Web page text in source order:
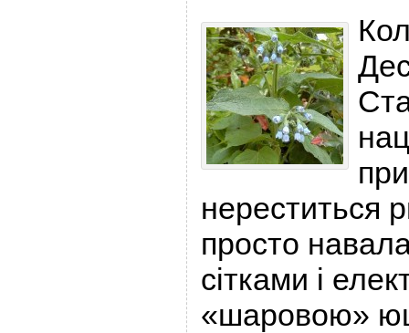
нереститься
просто
сітками і
«шаровою»